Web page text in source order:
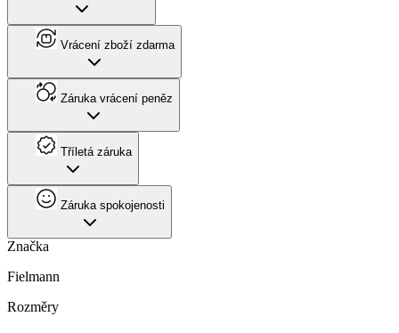
Vrácení zboží zdarma
Záruka vrácení peněz
Tříletá záruka
Záruka spokojenosti
Značka
Fielmann
Rozměry